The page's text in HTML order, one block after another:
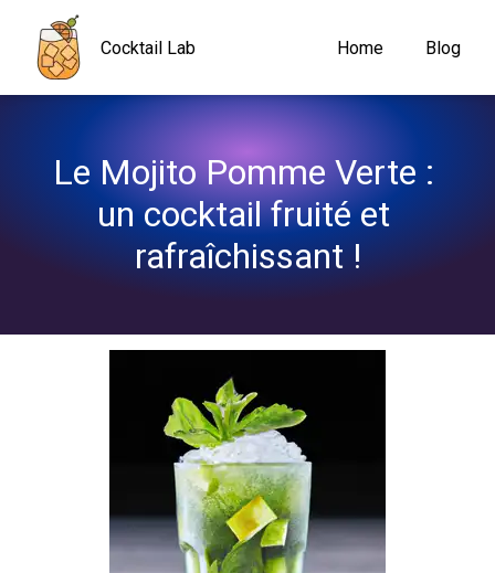
Cocktail Lab Home Blog
Le Mojito Pomme Verte :
un cocktail fruité et
rafraîchissant !
Navigated to Le Mojito Pomme Verte : un cocktail fruité et